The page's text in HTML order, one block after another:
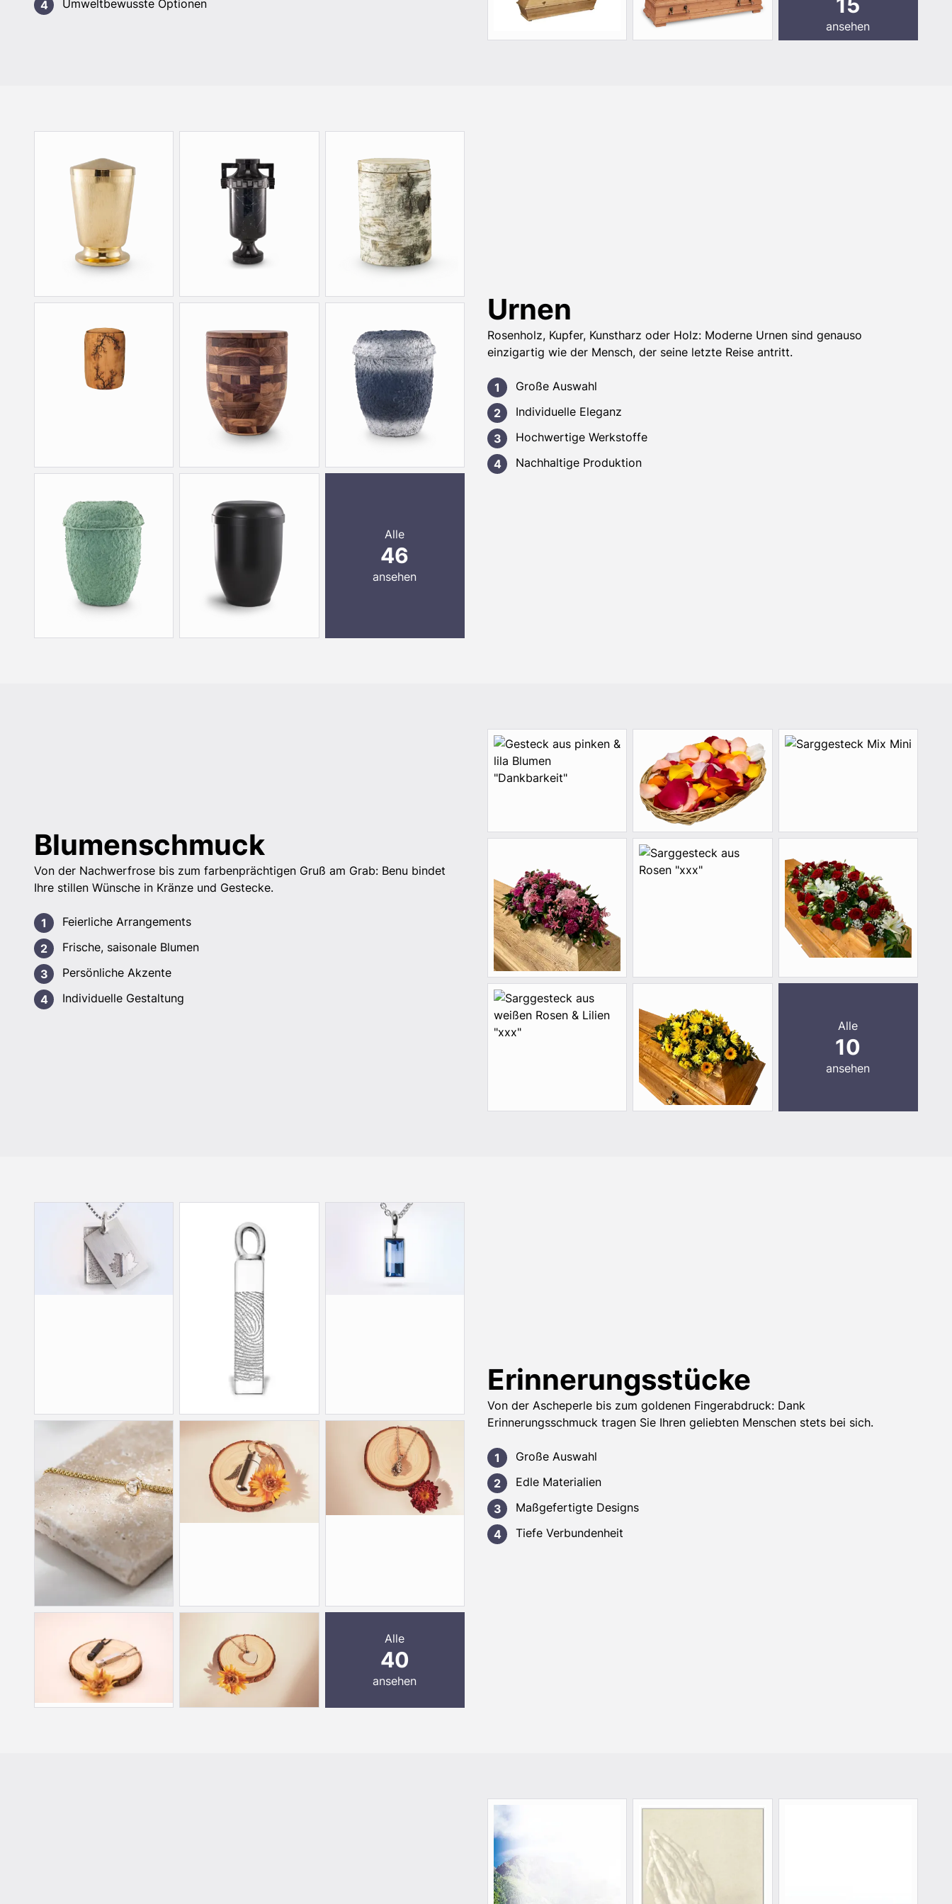
Umweltbewusste Optionen 15
ansehen
Urnen
Rosenholz, Kupfer, Kunstharz oder Holz: Moderne Urnen sind genauso
einzigartig wie der Mensch, der seine letzte Reise antritt.
Große Auswahl
Individuelle Eleganz
Hochwertige Werkstoffe
Nachhaltige Produktion
Alle
46
ansehen
Blumenschmuck
Von der Nachwerfrose bis zum farbenprächtigen Gruß am Grab: Benu bindet
Ihre stillen Wünsche in Kränze und Gestecke.
Feierliche Arrangements
Frische, saisonale Blumen
Persönliche Akzente
Individuelle Gestaltung
Alle
10
ansehen
Erinnerungsstücke
Von der Ascheperle bis zum goldenen Fingerabdruck: Dank
Erinnerungsschmuck tragen Sie Ihren geliebten Menschen stets bei sich.
Große Auswahl
Edle Materialien
Maßgefertigte Designs
Tiefe Verbundenheit
Alle
40
ansehen